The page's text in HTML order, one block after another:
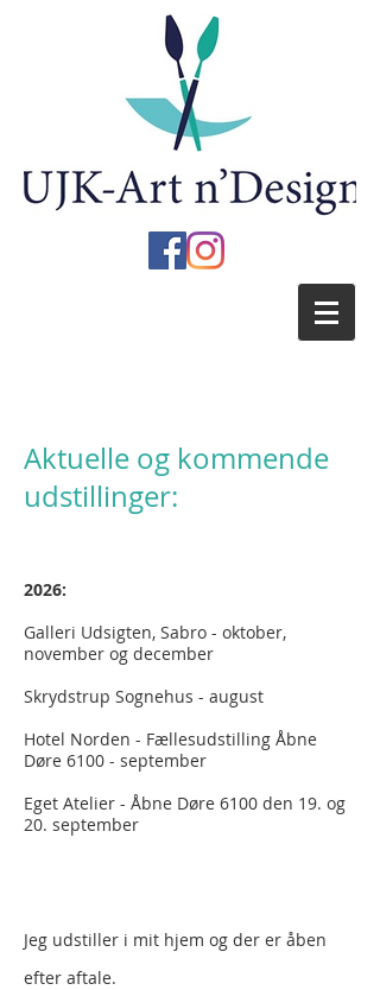
Aktuelle og kommende
udstillinger:
2026:
Galleri Udsigten, Sabro - oktober,
november og december
Skrydstrup Sognehus - august
Hotel Norden - Fællesudstilling Åbne
Døre 6100 - september
Eget Atelier - Åbne Døre 6100 den 19. og
20. september
Jeg udstiller i mit hjem og der er åben
efter aftale.